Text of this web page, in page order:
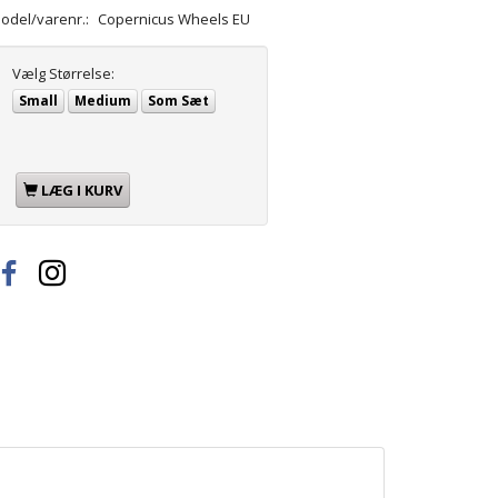
varenr.: Copernicus Wheels EU
Vælg Størrelse:
Small Medium Som Sæt
LÆG I KURV